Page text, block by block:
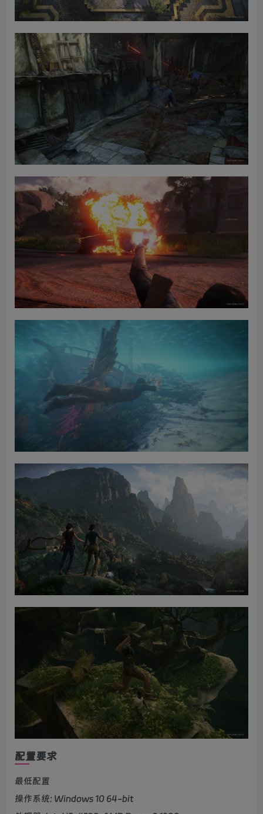
配置要求
最低配置
操作系统: Windows 10 64-bit